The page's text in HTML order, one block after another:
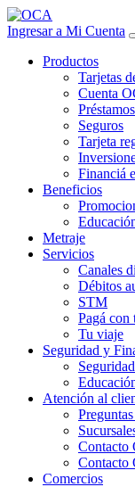
Ingresar a Mi Cuenta
Productos
Tarjetas
Cuenta
Préstamos
Seguros
Tarjeta
Financiá
Beneficios
Metraje
Servicios
Canales
Débitos
STM
Pagá con
Tu viaje
Seguridad y
Atención al
Contacto
Contacto
Comercios